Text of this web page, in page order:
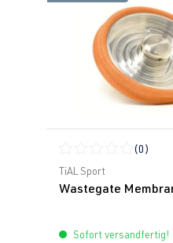
Durchschnittliche
(0)
TiAL Sport
Wastegate
Sofort versandfertig!